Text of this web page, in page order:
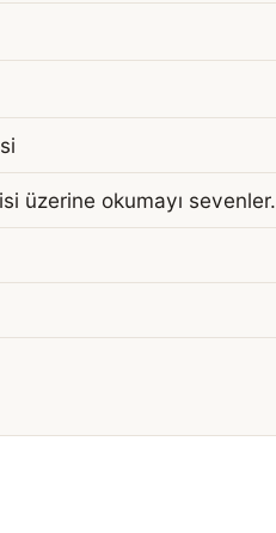
üzerine okumayı sevenler.